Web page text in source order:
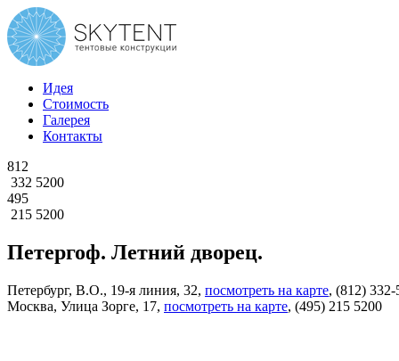
Идея
Стоимость
Галерея
Контакты
812
332 5200
495
215 5200
Петергоф. Летний дворец.
Петербург, В.О., 19-я линия, 32, посмотреть на карте, (812) 332-
Москва, Улица Зорге, 17, посмотреть на карте, (495) 215 5200